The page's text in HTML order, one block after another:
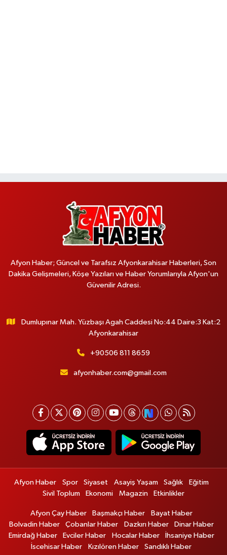
Afyon Haber; Güncel ve Tarafsız Afyonkarahisar Haberleri, Son
Dakika Gelişmeleri, Köşe Yazıları ve Haber Yorumlarıyla Afyon'un
Güvenilir Adresi.
Dumlupınar Mah. Yüzbaşı Agah Caddesi No:44 Daire:3 Kat:2
Afyonkarahisar
+90506 811 8659
afyonhaber.com@gmail.com
Afyon Haber Spor Siyaset Asayiş Yaşam Sağlık
Eğitim
Sivil Toplum
Ekonomi Magazin Etkinlikler
Afyon Çay Haber Başmakçı Haber
Bayat Haber
Bolvadin Haber
Çobanlar Haber Dazkırı Haber
Dinar Haber
Emirdağ Haber
Evciler Haber Hocalar Haber
İhsaniye Haber
İscehisar Haber
Kızılören Haber
Sandıklı Haber